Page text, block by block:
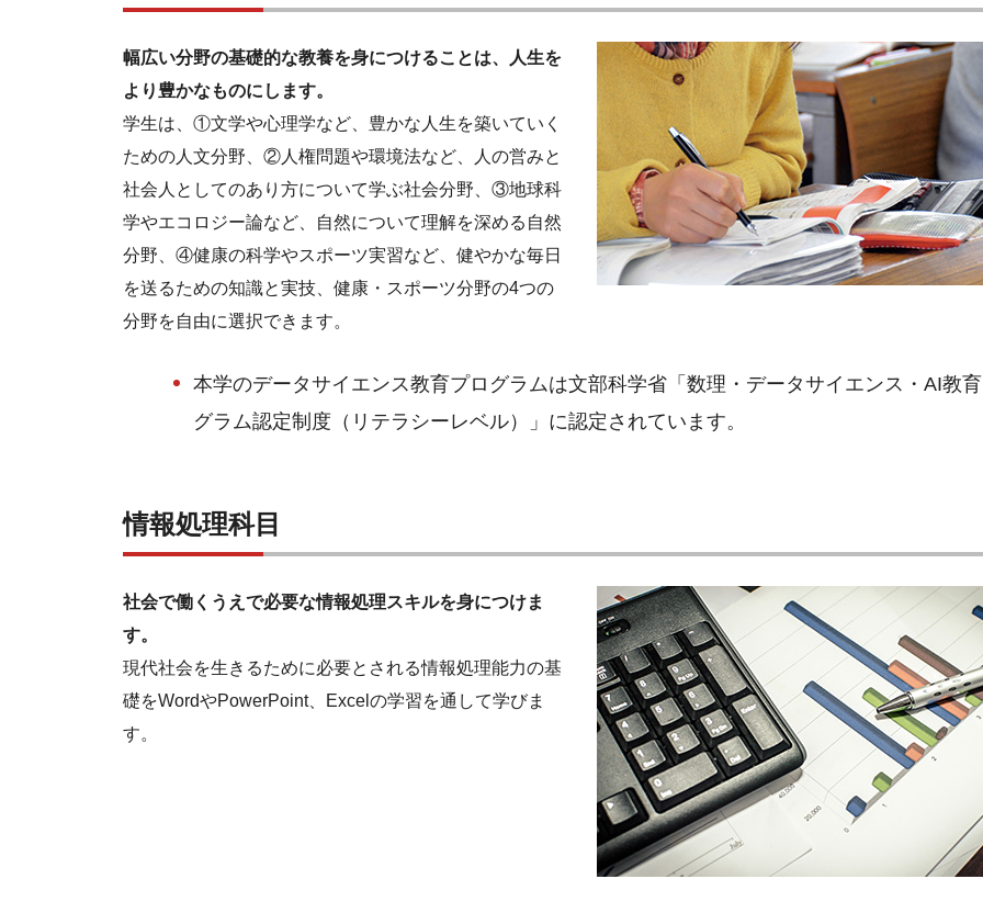
幅広い分野の基礎的な教養を身につけることは、人生を
より豊かなものにします。
学生は、①文学や心理学など、豊かな人生を築いていく
ための人文分野、②人権問題や環境法など、人の営みと
社会人としてのあり方について学ぶ社会分野、③地球科
学やエコロジー論など、自然について理解を深める自然
分野、④健康の科学やスポーツ実習など、健やかな毎日
を送るための知識と実技、健康・スポーツ分野の4つの
分野を自由に選択できます。
本学のデータサイエンス教育プログラムは文部科学省「数理・データサイエンス・AI教
グラム認定制度（リテラシーレベル）」に認定されています。
情報処理科目
社会で働くうえで必要な情報処理スキルを身につけま
す。
現代社会を生きるために必要とされる情報処理能力の基
礎をWordやPowerPoint、Excelの学習を通して学びま
す。